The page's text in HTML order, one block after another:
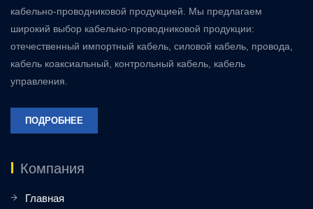
кабельно-проводниковой продукцией. Мы предлагаем
широкий выбор кабельно-проводниковой продукции:
отечественный импортный кабель, силовой кабель, провода,
кабель коаксиальный, контрольный кабель, кабель
управления.
ПОДРОБНЕЕ
Компания
Главная